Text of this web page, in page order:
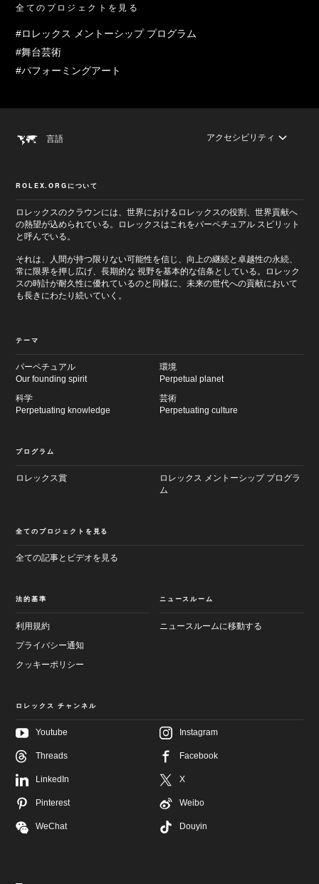
メ
イ
画
へ
進
む
フ
タ
ー
進
全てのプロジェクトを見る
#ロレックス メントーシップ プログラム
#舞台芸術
#パフォーミングアート
言語 アクセシビリティ
ROLEX.ORGについて
ロレックスのクラウンには、世界におけるロレックスの役割、世界貢献へ
の熱望が込められている。ロレックスはこれをパーペチュアル スピリット
と呼んでいる。
それは、人間が持つ限りない可能性を信じ、向上の継続と卓越性の永続、
常に限界を押し広げ、長期的な 視野を基本的な信条としている。ロレック
スの時計が耐久性に優れているのと同様に、未来の世代への貢献において
も長きにわたり続いていく。
テーマ
パーペチュアル
Our founding spirit
環境
Perpetual planet
科学
Perpetuating knowledge
芸術
Perpetuating culture
プログラム
ロレックス賞
ロレックス メントーシップ プログラ
ム
全てのプロジェクトを見る
全ての記事とビデオを見る
法的基準
利用規約
プライバシー通知
クッキーポリシー
ニュースルーム
ニュースルームに移動する
ロレックス チャンネル
Youtube Instagram
Threads Facebook
LinkedIn X
Pinterest Weibo
WeChat Douyin